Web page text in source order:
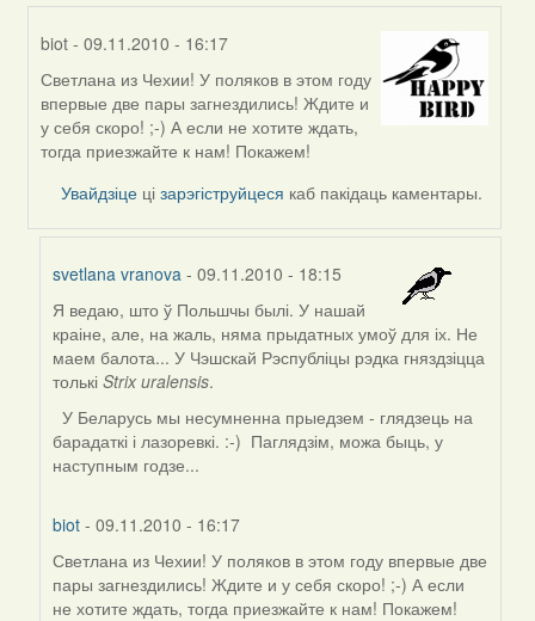
biot - 09.11.2010 - 16:17
In
reply
to
by
Andrzej
Светлана из Чехии! У поляков в этом году
впервые две пары загнездились! Ждите и
у себя скоро! ;-) А если не хотите ждать,
тогда приезжайте к нам! Покажем!
Увайдзіце цізарэгіструйцеся каб пакідаць каментары.
svetlana vranova - 09.11.2010 - 18:15
In
reply
to
by
biot
Я ведаю, што ў Польшчы былі. У нашай
краіне, але, на жаль, няма прыдатных умоў для іх. Не
маем балота... У Чэшскай Рэспубліцы рэдка гняздзіцца
толькіStrix uralensis.
У Беларусь мы несумненна прыедзем - глядзець на
барадаткі і лазоревкі. :-) Паглядзім, можа быць, у
наступным годзе...
biot -09.11.2010 - 16:17
Светлана из Чехии! У поляков в этом году впервые две
пары загнездились! Ждите и у себя скоро! ;-) А если
не хотите ждать, тогда приезжайте к нам! Покажем!